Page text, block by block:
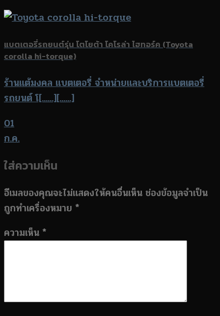
แบตเตอรี่รถยนต์รุ่น โตโยต้า โคโรล่า ไฮทอร์ค (Toyota
corolla hi-torque)
ร้านแต้มงคล แบตเตอรี่ จำหน่ายและบริการแบตเตอรี่
รถยนต์ โ[......][......]
01
ก.ค.
ใส่ความเห็น
อีเมลของคุณจะไม่แสดงให้คนอื่นเห็น ช่องข้อมูลจำเป็น
ถูกทำเครื่องหมาย *
ความเห็น *